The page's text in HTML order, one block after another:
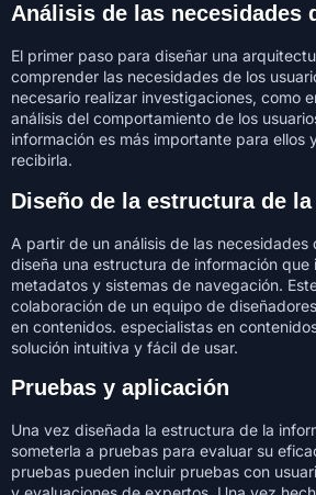
Análisis de las necesidades
El primer paso para diseñar una
comprender las necesidades de los
necesario realizar investigaciones, como
análisis del comportamiento de los
información es más importante para ellos
recibirla.
Diseño de la estructura de
A partir de un análisis de las necesidades
diseña una estructura de información que
metadatos y sistemas de navegación.
colaboración de un equipo de
en contenidos. especialistas en
solución intuitiva y fácil de usar.
Pruebas y aplicación
Una vez diseñada la estructura de la
someterla a pruebas para evaluar su
pruebas pueden incluir pruebas con